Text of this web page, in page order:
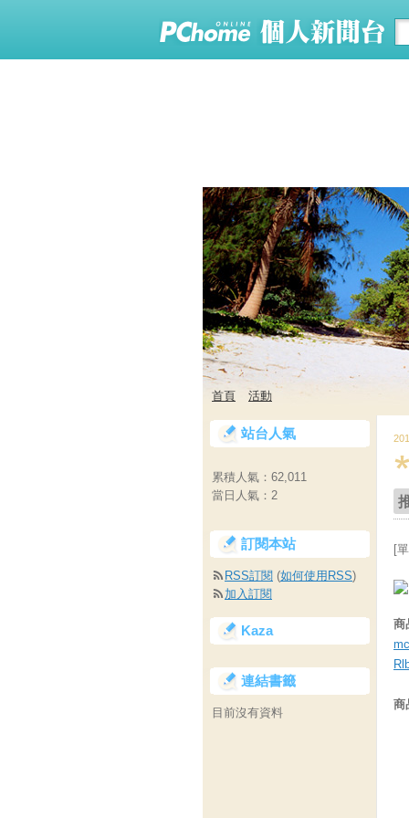
首頁 活動
[
商
商
站台人氣
累積人氣： 62,011
當日人氣： 2
訂閱本站
RSS訂閱 (如何使用RSS)
加入訂閱
Kaza
連結書籤
目前沒有資料